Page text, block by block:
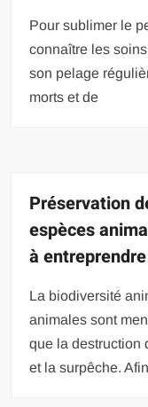
Pour sublimer le
connaître les
son pelage
morts et de
Préservation
espèces
à
La biodiversité
animales sont
que la destruction
et la surpêche.